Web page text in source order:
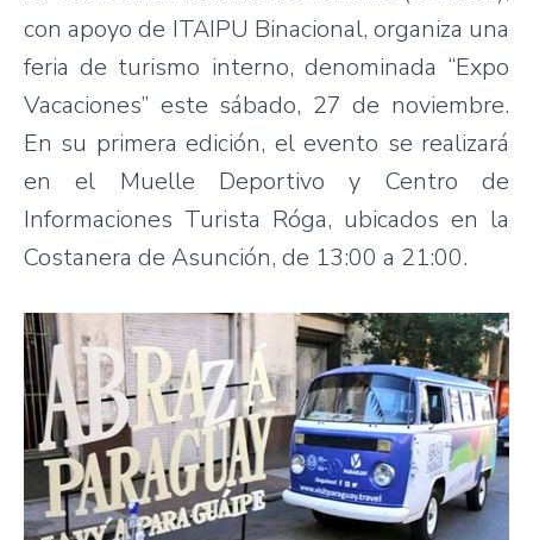
con apoyo de ITAIPU Binacional, organiza una
feria de turismo interno, denominada “Expo
Vacaciones” este sábado, 27 de noviembre.
En su primera edición, el evento se realizará
en el Muelle Deportivo y Centro de
Informaciones Turista Róga, ubicados en la
Costanera de Asunción, de 13:00 a 21:00.